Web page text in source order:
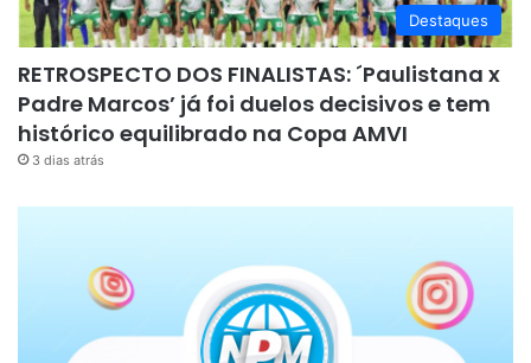
Destaques
RETROSPECTO DOS FINALISTAS: ´Paulistana x
Padre Marcos’ já foi duelos decisivos e tem
histórico equilibrado na Copa AMVI
3 dias atrás